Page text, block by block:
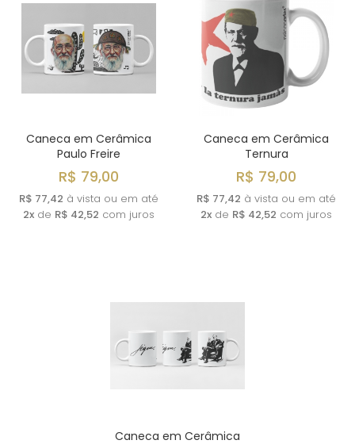
Caneca em Cerâmica
Paulo Freire
R$ 79,00
R$ 77,42 à vista ou em até
2x de R$ 42,52 com juros
Caneca em Cerâmica
Ternura
R$ 79,00
R$ 77,42 à vista ou em até
2x de R$ 42,52 com juros
Caneca em Cerâmica